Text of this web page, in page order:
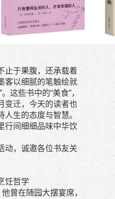
止于果腹，还承载着
客以细腻的笔触绘就
这些书中的“美食”，
变迁，今天的读者也
生的态度与智慧。
行间细细品味中华饮
动，诚邀各位书友关
饪哲学
曾在随园大摆宴席，